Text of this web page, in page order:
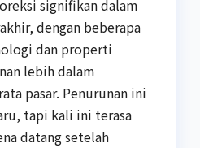
signifikan dalam
dengan beberapa
dan properti
lebih dalam
pasar. Penurunan ini
tapi kali ini terasa
datang setelah